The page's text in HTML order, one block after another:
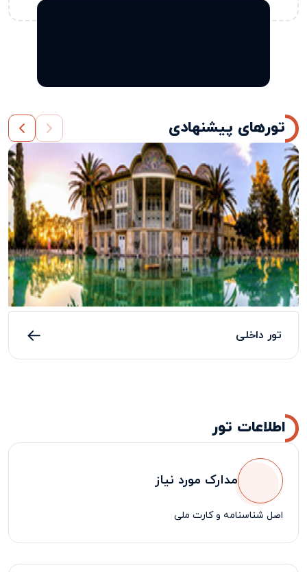
تورهای پیشنهادی
تور داخلی
اطلاعات تور
مدارک مورد نیاز
اصل شناسنامه و کارت ملی